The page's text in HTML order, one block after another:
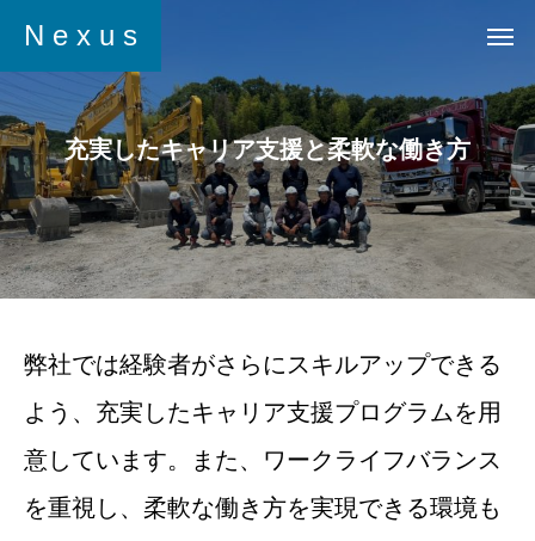
N e x u s
充実したキャリア支援と柔軟な働き方
弊社では経験者がさらにスキルアップできる
よう、充実したキャリア支援プログラムを用
意しています。また、ワークライフバランス
を重視し、柔軟な働き方を実現できる環境も